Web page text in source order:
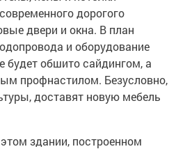
дорогого
двери и окна. В план
и оборудование
будет обшито сайдингом, а
профнастилом. Безусловно,
доставят новую мебель
здании, построенном